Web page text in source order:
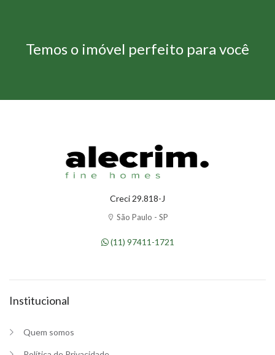
Temos o imóvel perfeito para você
Creci 29.818-J
São Paulo - SP
(11) 97411-1721
Institucional
Quem somos